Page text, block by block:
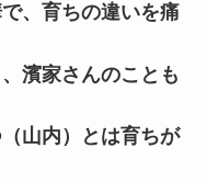
、育ちの違いを痛
濱家さんのことも
山内）とは育ちが